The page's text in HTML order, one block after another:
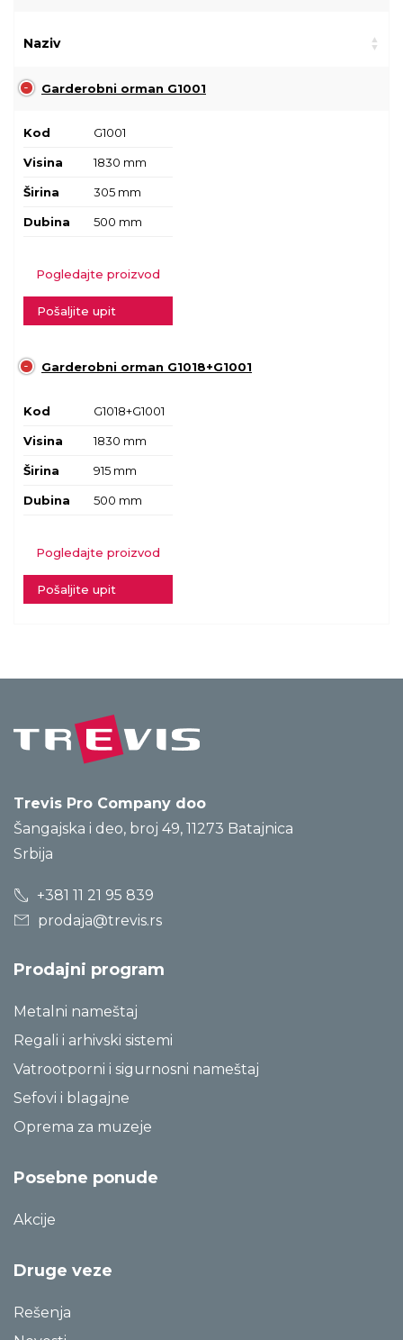
Naziv
Garderobni orman G1001
Kod G1001
Visina 1830 mm
Širina 305 mm
Dubina 500 mm
Pogledajte proizvod
Pošaljite upit
Garderobni orman G1018+G1001
Kod G1018+G1001
Visina 1830 mm
Širina 915 mm
Dubina 500 mm
Pogledajte proizvod
Pošaljite upit
Trevis Pro Company doo
Šangajska i deo, broj 49, 11273 Batajnica
Srbija
+381 11 21 95 839
prodaja@trevis.rs
Prodajni program
Metalni nameštaj
Regali i arhivski sistemi
Vatrootporni i sigurnosni nameštaj
Sefovi i blagajne
Oprema za muzeje
Posebne ponude
Akcije
Druge veze
Rešenja